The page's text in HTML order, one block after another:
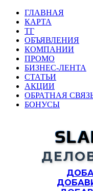
ГЛАВНАЯ
КАРТА
ТГ
ОБЪЯВЛЕНИЯ
КОМПАНИИ
ПРОМО
БИЗНЕС-ЛЕНТА
СТАТЬИ
АКЦИИ
ОБРАТНАЯ
БОНУСЫ